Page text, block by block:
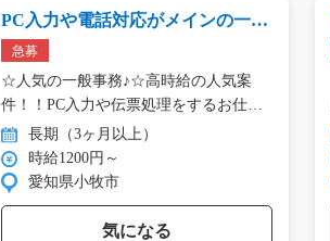
PC入力や電話対応がメインの一般
事務/y01_00743
急募
☆人気の一般事務♪☆高時給の人気案
件！！PC入力や伝票処理をするお仕事
です…長期（3ヶ月以上）
時給1200円～
愛知県小牧市
気になる